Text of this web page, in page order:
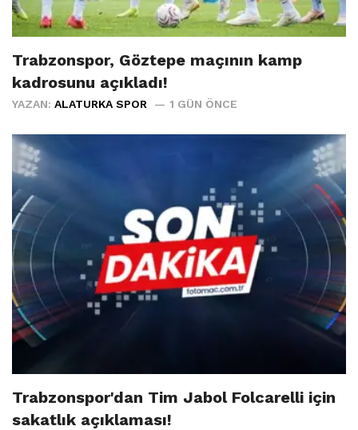
Trabzonspor, Göztepe maçının kamp
kadrosunu açıkladı!
YAZAN: ALATURKA SPOR 1 GÜN ÖNCE
Trabzonspor'dan Tim Jabol Folcarelli için
sakatlık açıklaması!